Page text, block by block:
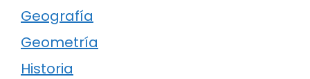
Geografía
Geometría
Historia